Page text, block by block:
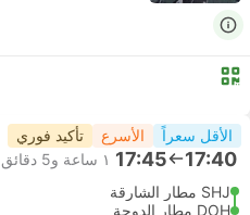
الأقل سعراً الأسرع تأكيد فوري
17:40
17:45 ١ ساعة و‫5 دقائق
SHJ مطار الشارقة
DOH مطار الدوحة